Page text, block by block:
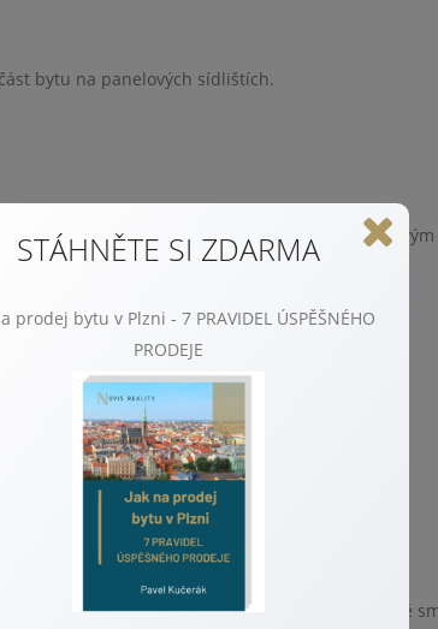
bytu na panelových sídlištích.
Jeho hlavním úkolem je pronajímat byty svým
společných prostor domu.
například nemovitost právě v SJM, musí veškeré
STÁHNĚTE SI ZDARMA
prodej bytu v Plzni - 7 PRAVIDEL ÚSPĚŠNÉHO
PRODEJE